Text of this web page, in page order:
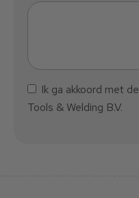
Ik ga akkoord met de
Tools & Welding B.V.